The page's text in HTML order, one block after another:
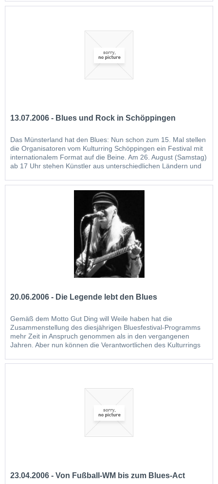
"Fabulous" teilte uns mit, dass trotz bestehender,...
13.07.2006 - Blues und Rock in Schöppingen
Das Münsterland hat den Blues: Nun schon zum 15. Mal stellen
die Organisatoren vom Kulturring Schöppingen ein Festival mit
internationalem Format auf die Beine. Am 26. August (Samstag)
ab 17 Uhr stehen Künstler aus unterschiedlichen Ländern und
avancierte schon im Vorfeld die...
20.06.2006 - Die Legende lebt den Blues
Gemäß dem Motto Gut Ding will Weile haben hat die
Zusammenstellung des diesjährigen Bluesfestival-Programms
mehr Zeit in Anspruch genommen als in den vergangenen
Jahren. Aber nun können die Verantwortlichen des Kulturrings
Headliner des Festivals, das am 26. August über die Bühne
23.04.2006 - Von Fußball-WM bis zum Blues-Act